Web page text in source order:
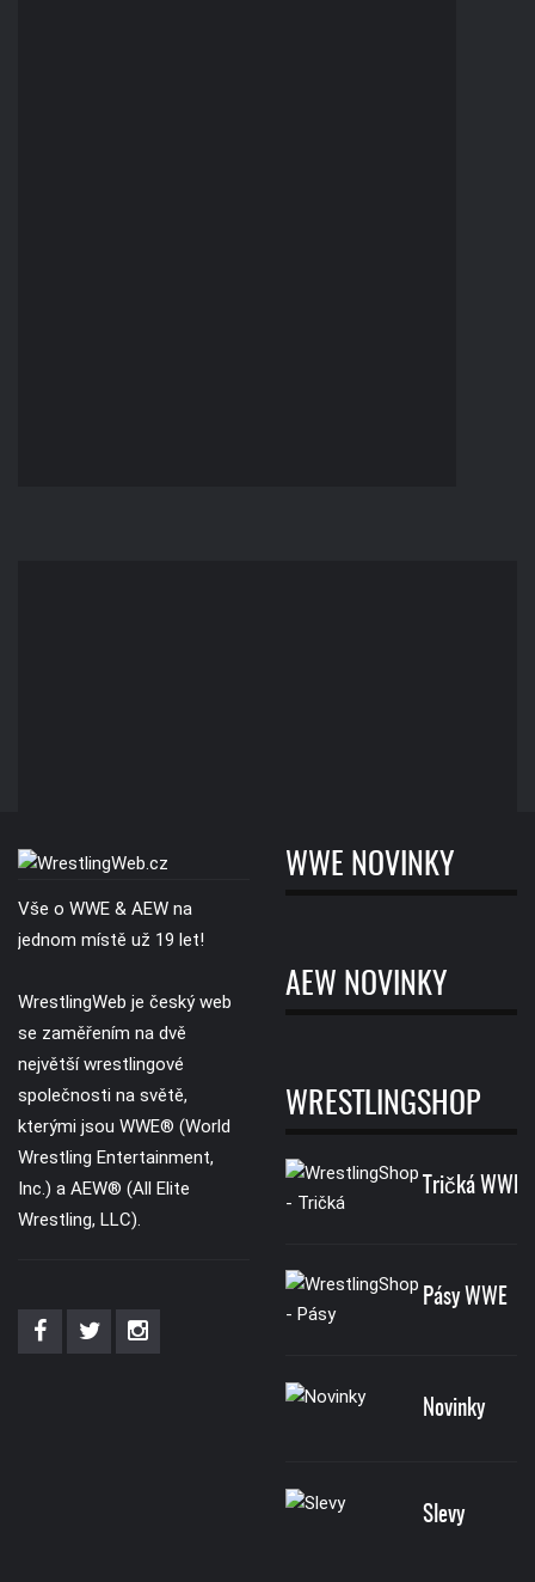
Vše o WWE & AEW na
jednom místě už 19 let!
WrestlingWeb je český web
se zaměřením na dvě
největší wrestlingové
společnosti na světě,
kterými jsou WWE® (World
Wrestling Entertainment,
Inc.) a AEW® (All Elite
Wrestling, LLC).
WWE NOVINKY
AEW NOVINKY
WRESTLINGSHOP
Tričká WWE
Pásy WWE
Novinky
Slevy